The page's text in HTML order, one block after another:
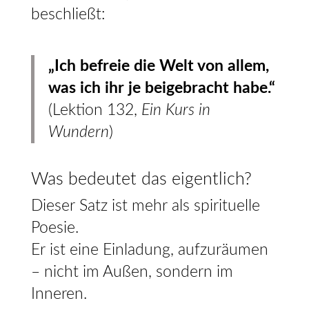
beschließt:
„Ich befreie die Welt von allem,
was ich ihr je beigebracht habe.“
(Lektion 132, Ein Kurs in
Wundern)
Was bedeutet das eigentlich?
Dieser Satz ist mehr als spirituelle
Poesie.
Er ist eine Einladung, aufzuräumen
– nicht im Außen, sondern im
Inneren.